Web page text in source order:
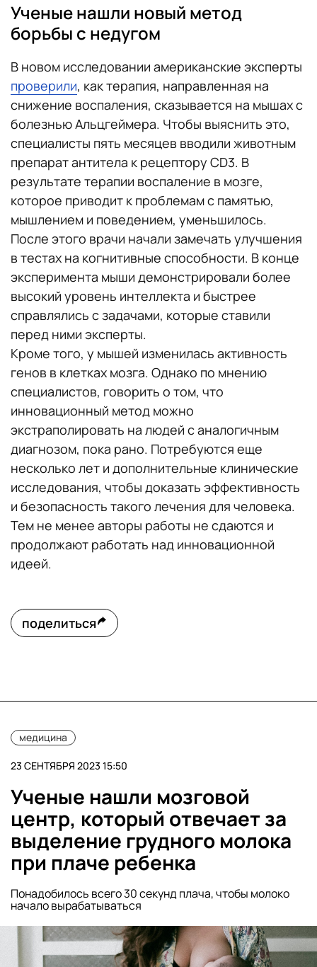
Ученые нашли новый метод
борьбы с недугом
В новом исследовании американские эксперты
проверили, как терапия, направленная на
снижение воспаления, сказывается на мышах с
болезнью Альцгеймера. Чтобы выяснить это,
специалисты пять месяцев вводили животным
препарат антитела к рецептору CD3. В
результате терапии воспаление в мозге,
которое приводит к проблемам с памятью,
мышлением и поведением, уменьшилось.
После этого врачи начали замечать улучшения
в тестах на когнитивные способности. В конце
эксперимента мыши демонстрировали более
высокий уровень интеллекта и быстрее
справлялись с задачами, которые ставили
перед ними эксперты.
Кроме того, у мышей изменилась активность
генов в клетках мозга. Однако по мнению
специалистов, говорить о том, что
инновационный метод можно
экстраполировать на людей с аналогичным
диагнозом, пока рано. Потребуются еще
несколько лет и дополнительные клинические
исследования, чтобы доказать эффективность
и безопасность такого лечения для человека.
Тем не менее авторы работы не сдаются и
продолжают работать над инновационной
идеей.
поделиться
медицина
23 СЕНТЯБРЯ 2023 15:50
Ученые нашли мозговой
центр, который отвечает за
выделение грудного молока
при плаче ребенка
Понадобилось всего 30 секунд плача, чтобы молоко
начало вырабатываться